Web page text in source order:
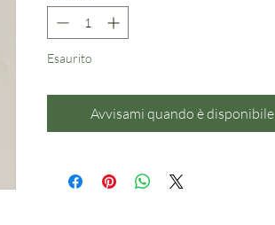
Esaurito
Avvisami quando è disponibile